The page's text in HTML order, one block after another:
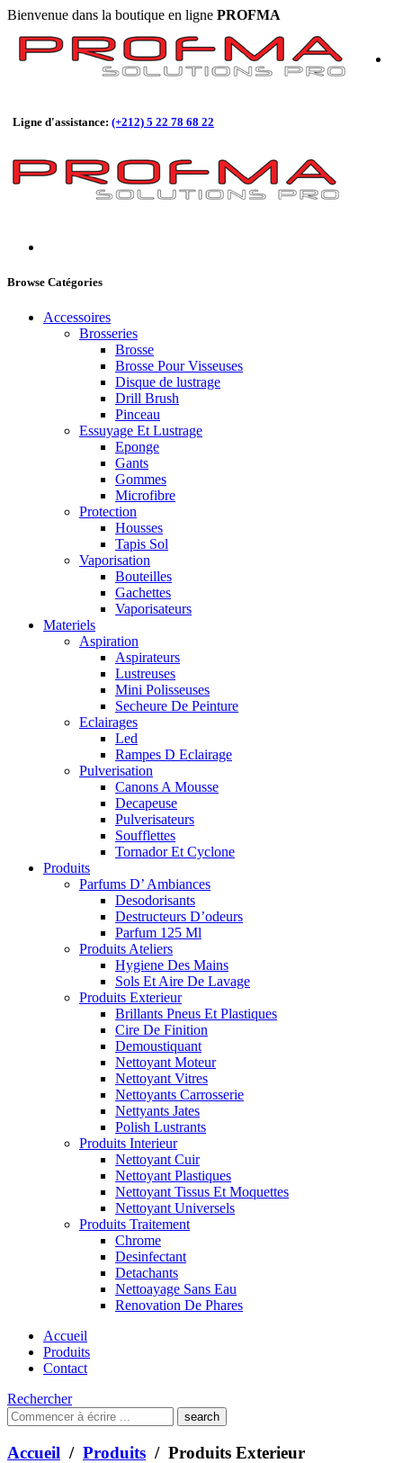
Bienvenue dans la boutique en ligne PROFMA
Ligne d'assistance: (+212) 5 22 78 68 22
Browse Catégories
Accessoires
Brosseries
Brosse
Brosse Pour Visseuses
Disque de lustrage
Drill Brush
Pinceau
Essuyage Et Lustrage
Eponge
Gants
Gommes
Microfibre
Protection
Housses
Tapis Sol
Vaporisation
Bouteilles
Gachettes
Vaporisateurs
Materiels
Aspiration
Aspirateurs
Lustreuses
Mini Polisseuses
Secheure De Peinture
Eclairages
Led
Rampes D Eclairage
Pulverisation
Canons A Mousse
Decapeuse
Pulverisateurs
Soufflettes
Tornador Et Cyclone
Produits
Parfums D’ Ambiances
Desodorisants
Destructeurs D’odeurs
Parfum 125 Ml
Produits Ateliers
Hygiene Des Mains
Sols Et Aire De Lavage
Produits Exterieur
Brillants Pneus Et Plastiques
Cire De Finition
Demoustiquant
Nettoyant Moteur
Nettoyant Vitres
Nettoyants Carrosserie
Nettyants Jates
Polish Lustrants
Produits Interieur
Nettoyant Cuir
Nettoyant Plastiques
Nettoyant Tissus Et Moquettes
Nettoyant Universels
Produits Traitement
Chrome
Desinfectant
Detachants
Nettoayage Sans Eau
Renovation De Phares
Accueil
Produits
Contact
Rechercher
Que
cherchez-
vous?
Accueil / Produits / Produits Exterieur